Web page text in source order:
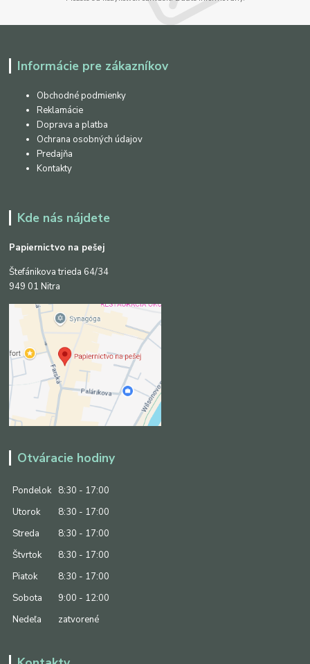
Informácie pre zákazníkov
Obchodné podmienky
Reklamácie
Doprava a platba
Ochrana osobných údajov
Predajňa
Kontakty
Kde nás nájdete
Papiernictvo na pešej
Štefánikova trieda 64/34
949 01 Nitra
Otváracie hodiny
Pondelok
8:30 - 17:00
Utorok
8:30 - 17:00
Streda
8:30 - 17:00
Štvrtok
8:30 - 17:00
Piatok
8:30 - 17:00
Sobota
9:00 - 12:00
Nedeľa
zatvorené